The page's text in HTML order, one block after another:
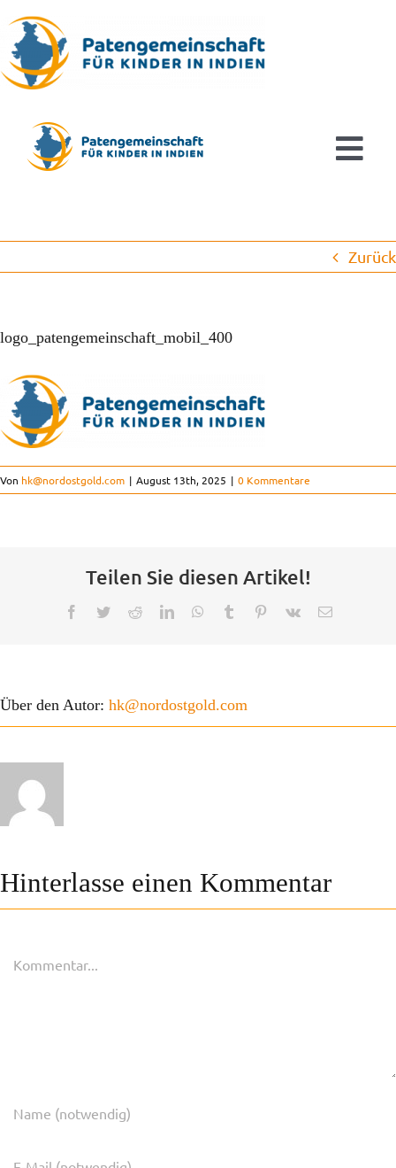
Zum
Inhalt
springen
Patenschaften
Ausbildung & Studium
Kinderorthopädie
FAQ
Projekte
Zurück
logo_patengemeinschaft_mobil_400
Von hk@nordostgold.com | August 13th, 2025 | 0 Kommentare
Teilen Sie diesen Artikel!
Facebook
TwitterRedditLinkedInWhatsApp
Tumblr Pinterest
Vk
E-
Über den Autor: hk@nordostgold.com
Hinterlasse einen Kommentar